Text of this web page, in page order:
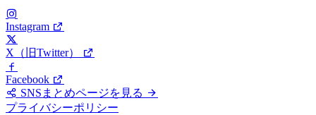
Instagram
X（旧Twitter）
Facebook
SNSまとめページを見る
プライバシーポリシー